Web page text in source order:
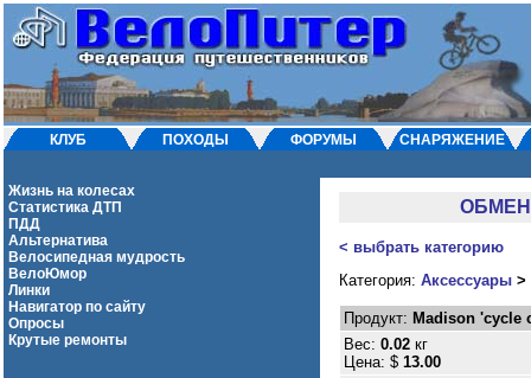
КЛУБ ПОХОДЫ ФОРУМЫ СНАРЯЖЕНИЕ
Жизнь на колесах
Статистика ДТП
ПДД
Альтернатива
Велосипедная мудрость
ВелоЮмор
Линки
Навигатор по сайту
Опросы
Крутые ремонты
ОБМЕН
< выбрать категорию
Категория: Аксессуары>
Продукт: Madison 'cycle
Вес: 0.02кг
Цена: $ 13.00